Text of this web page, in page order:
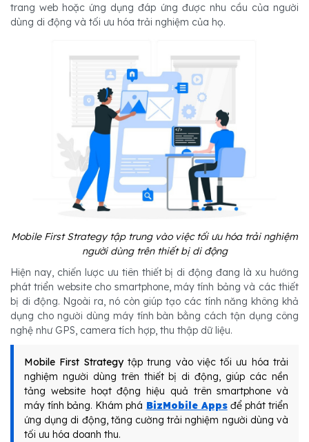
trang web hoặc ứng dụng đáp ứng được nhu cầu của người
dùng di động và tối ưu hóa trải nghiệm của họ.
Mobile First Strategy tập trung vào việc tối ưu hóa trải nghiệm
người dùng trên thiết bị di động
Hiện nay, chiến lược ưu tiên thiết bị di động đang là xu hướng
phát triển website cho smartphone, máy tính bảng và các thiết
bị di động. Ngoài ra, nó còn giúp tạo các tính năng không khả
dụng cho người dùng máy tính bàn bằng cách tận dụng công
nghệ như GPS, camera tích hợp, thu thập dữ liệu.
Mobile First Strategytập trung vào việc tối ưu hóa trải
nghiệm người dùng trên thiết bị di động, giúp các nền
tảng website hoạt động hiệu quả trên smartphone và
máy tính bảng. Khám phá BizMobile Appsđể phát triển
ứng dụng di động, tăng cường trải nghiệm người dùng và
tối ưu hóa doanh thu.